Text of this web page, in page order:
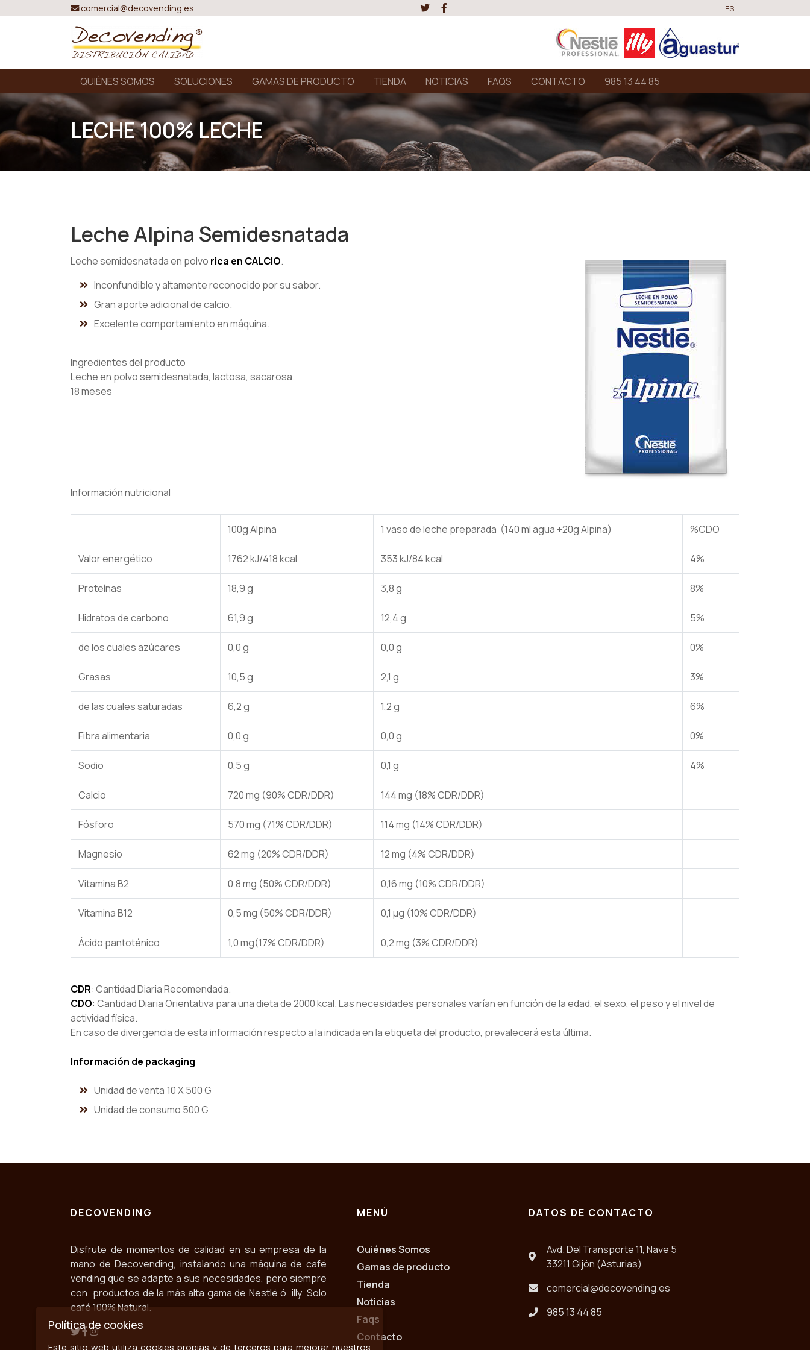
comercial@decovending.es ES
QUIÉNES SOMOS SOLUCIONES GAMAS DE PRODUCTO TIENDA NOTICIAS FAQS CONTACTO 985 13 44 85
LECHE 100% LECHE
Leche Alpina Semidesnatada
Leche semidesnatada en polvo rica en CALCIO.
Inconfundible y altamente reconocido por su sabor.
Gran aporte adicional de calcio.
Excelente comportamiento en máquina.
Ingredientes del producto
Leche en polvo semidesnatada, lactosa, sacarosa.
18 meses
Información nutricional
100g Alpina 1 vaso de leche preparada (140 ml agua +20g Alpina) %CDO
Valor energético 1762 kJ/418 kcal 353 kJ/84 kcal 4%
Proteínas 18,9 g 3,8 g 8%
Hidratos de carbono 61,9 g 12,4 g 5%
de los cuales azúcares 0,0 g 0,0 g 0%
Grasas 10,5 g 2,1 g 3%
de las cuales saturadas 6,2 g 1,2 g 6%
Fibra alimentaria 0,0 g 0,0 g 0%
Sodio 0,5 g 0,1 g 4%
Calcio 720 mg (90% CDR/DDR) 144 mg (18% CDR/DDR)
Fósforo 570 mg (71% CDR/DDR) 114 mg (14% CDR/DDR)
Magnesio 62 mg (20% CDR/DDR) 12 mg (4% CDR/DDR)
Vitamina B2 0,8 mg (50% CDR/DDR) 0,16 mg (10% CDR/DDR)
Vitamina B12 0,5 mg (50% CDR/DDR) 0,1 µg (10% CDR/DDR)
Ácido pantoténico 1,0 mg(17% CDR/DDR) 0,2 mg (3% CDR/DDR)
CDR: Cantidad Diaria Recomendada.
CDO: Cantidad Diaria Orientativa para una dieta de 2000 kcal. Las necesidades personales varían en función de la edad, el sexo, el peso y el nivel de
actividad física.
En caso de divergencia de esta información respecto a la indicada en la etiqueta del producto, prevalecerá esta última.
Información de packaging
Unidad de venta 10 X 500 G
Unidad de consumo 500 G
DECOVENDING
Disfrute de momentos de calidad en su empresa de la
mano de Decovending, instalando una máquina de café
vending que se adapte a sus necesidades, pero siempre
con productos de la más alta gama de Nestlé ó illy. Solo
café 100% Natural.
MENÚ
Quiénes Somos
Gamas de producto
Tienda
Noticias
Faqs
Contacto
DATOS DE CONTACTO
Avd. Del Transporte 11, Nave 5
33211 Gijón (Asturias)
comercial@decovending.es
985 13 44 85
Política de cookies
Este sitio web utiliza cookies propias y de terceros para mejorar nuestros